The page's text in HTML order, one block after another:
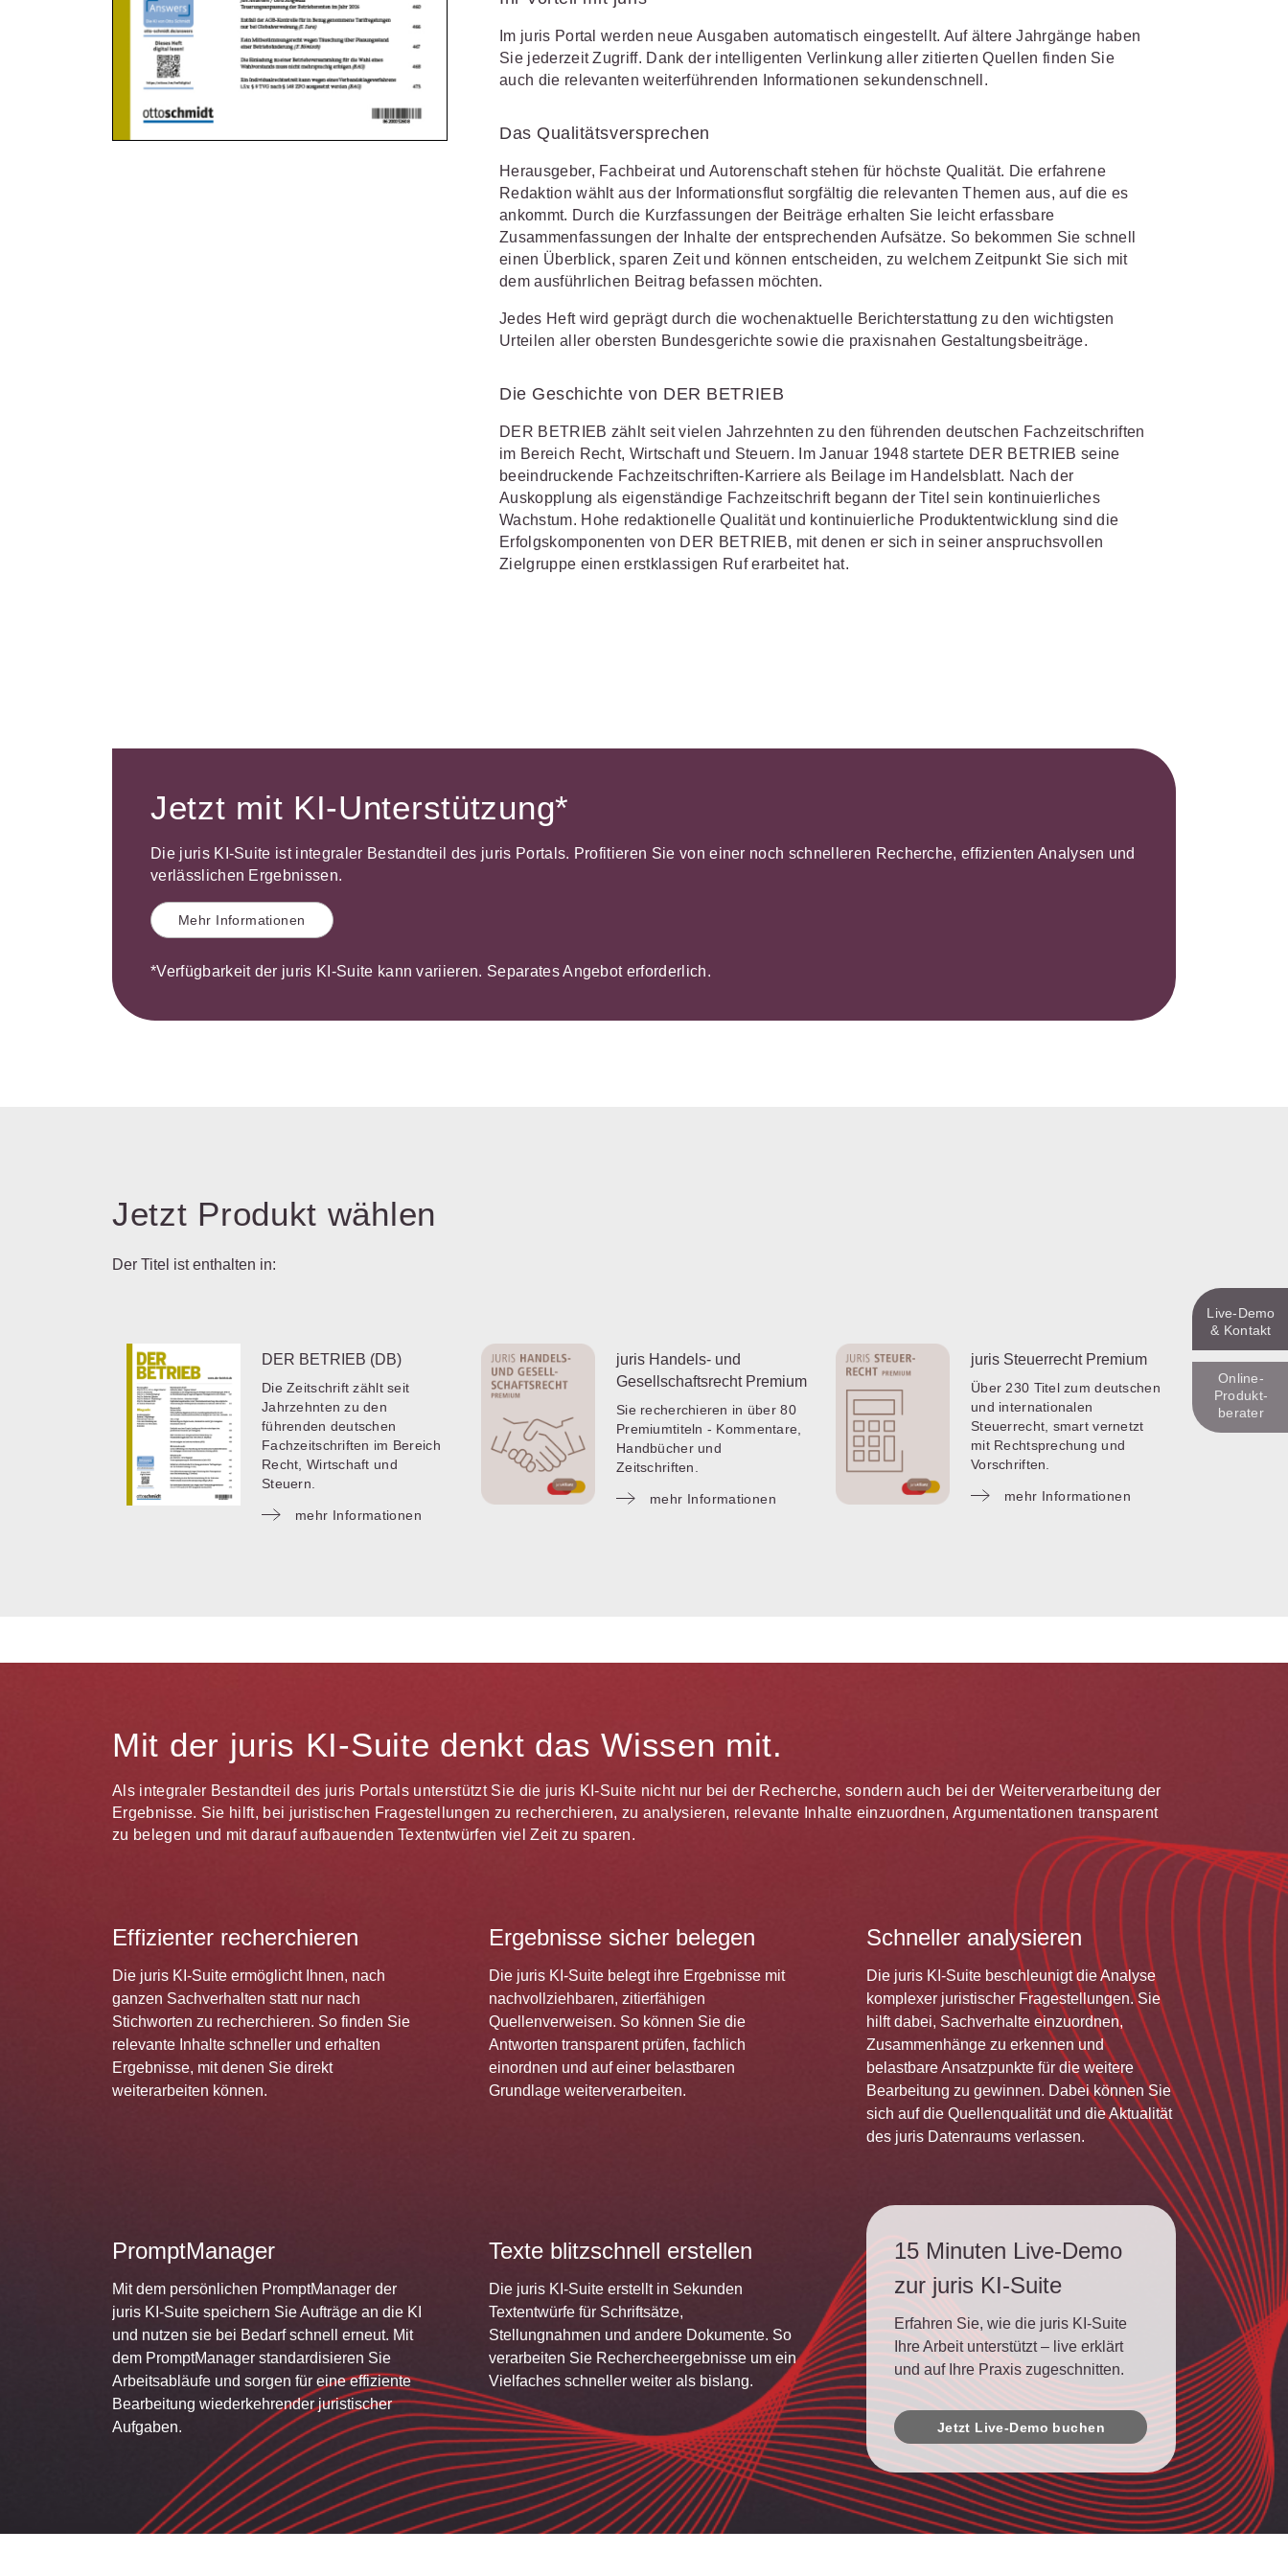
IT-und Medienrecht
Kanzleimanagement
Wohneigentumsrecht
Immaterialgüterrecht
Zivil- und Zivilprozessrecht
Im juris Portal werden neue Ausgaben automatisch eingestellt. Auf ältere Jahrgänge haben
Sie jederzeit Zugriff. Dank der intelligenten Verlinkung aller zitierten Quellen finden Sie
auch die relevanten weiterführenden Informationen sekundenschnell.
Das Qualitätsversprechen
Herausgeber, Fachbeirat und Autorenschaft stehen für höchste Qualität. Die erfahrene
Redaktion wählt aus der Informationsflut sorgfältig die relevanten Themen aus, auf die es
ankommt. Durch die Kurzfassungen der Beiträge erhalten Sie leicht erfassbare
Zusammenfassungen der Inhalte der entsprechenden Aufsätze. So bekommen Sie schnell
einen Überblick, sparen Zeit und können entscheiden, zu welchem Zeitpunkt Sie sich mit
dem ausführlichen Beitrag befassen möchten.
Jedes Heft wird geprägt durch die wochenaktuelle Berichterstattung zu den wichtigsten
Urteilen aller obersten Bundesgerichte sowie die praxisnahen Gestaltungsbeiträge.
Die Geschichte von DER BETRIEB
DER BETRIEB zählt seit vielen Jahrzehnten zu den führenden deutschen Fachzeitschriften
im Bereich Recht, Wirtschaft und Steuern. Im Januar 1948 startete DER BETRIEB seine
beeindruckende Fachzeitschriften-Karriere als Beilage im Handelsblatt. Nach der
Auskopplung als eigenständige Fachzeitschrift begann der Titel sein kontinuierliches
Wachstum. Hohe redaktionelle Qualität und kontinuierliche Produktentwicklung sind die
Erfolgskomponenten von DER BETRIEB, mit denen er sich in seiner anspruchsvollen
Zielgruppe einen erstklassigen Ruf erarbeitet hat.
Jetzt mit KI-Unterstützung*
Die juris KI-Suite ist integraler Bestandteil des juris Portals. Profitieren Sie von einer noch schnelleren Recherche, effizienten Analysen und
verlässlichen Ergebnissen.
Mehr Informationen
*Verfügbarkeit der juris KI-Suite kann variieren. Separates Angebot erforderlich.
Jetzt Produkt wählen
Der Titel ist enthalten in:
DER BETRIEB (DB)
Die Zeitschrift zählt seit
Jahrzehnten zu den
führenden deutschen
Fachzeitschriften im Bereich
Recht, Wirtschaft und
Steuern.
mehr Informationen
juris Handels- und
Gesellschaftsrecht Premium
Sie recherchieren in über 80
Premiumtiteln - Kommentare,
Handbücher und
Zeitschriften.
mehr Informationen
juris Steuerrecht Premium
Über 230 Titel zum deutschen
und internationalen
Steuerrecht, smart vernetzt
mit Rechtsprechung und
Vorschriften.
mehr Informationen
Mit der juris KI-Suite denkt das Wissen mit.
Als integraler Bestandteil des juris Portals unterstützt Sie die juris KI-Suite nicht nur bei der Recherche, sondern auch bei der Weiterverarbeitung der
Ergebnisse. Sie hilft, bei juristischen Fragestellungen zu recherchieren, zu analysieren, relevante Inhalte einzuordnen, Argumentationen transparent
zu belegen und mit darauf aufbauenden Textentwürfen viel Zeit zu sparen.
Effizienter recherchieren
Die juris KI-Suite ermöglicht Ihnen, nach
ganzen Sachverhalten statt nur nach
Stichworten zu recherchieren. So finden Sie
relevante Inhalte schneller und erhalten
Ergebnisse, mit denen Sie direkt
weiterarbeiten können.
Ergebnisse sicher belegen
Die juris KI-Suite belegt ihre Ergebnisse mit
nachvollziehbaren, zitierfähigen
Quellenverweisen. So können Sie die
Antworten transparent prüfen, fachlich
einordnen und auf einer belastbaren
Grundlage weiterverarbeiten.
Schneller analysieren
Die juris KI-Suite beschleunigt die Analyse
komplexer juristischer Fragestellungen. Sie
hilft dabei, Sachverhalte einzuordnen,
Zusammenhänge zu erkennen und
belastbare Ansatzpunkte für die weitere
Bearbeitung zu gewinnen. Dabei können Sie
sich auf die Quellenqualität und die Aktualität
des juris Datenraums verlassen.
PromptManager
Mit dem persönlichen PromptManager der
juris KI-Suite speichern Sie Aufträge an die KI
und nutzen sie bei Bedarf schnell erneut. Mit
dem PromptManager standardisieren Sie
Arbeitsabläufe und sorgen für eine effiziente
Bearbeitung wiederkehrender juristischer
Aufgaben.
Texte blitzschnell erstellen
Die juris KI-Suite erstellt in Sekunden
Textentwürfe für Schriftsätze,
Stellungnahmen und andere Dokumente. So
verarbeiten Sie Rechercheergebnisse um ein
Vielfaches schneller weiter als bislang.
15 Minuten Live-Demo
zur juris KI-Suite
Erfahren Sie, wie die juris KI-Suite
Ihre Arbeit unterstützt – live erklärt
und auf Ihre Praxis zugeschnitten.
Jetzt Live-Demo buchen
Live‑Demo
& Kontakt
Online-
Produkt­
berater